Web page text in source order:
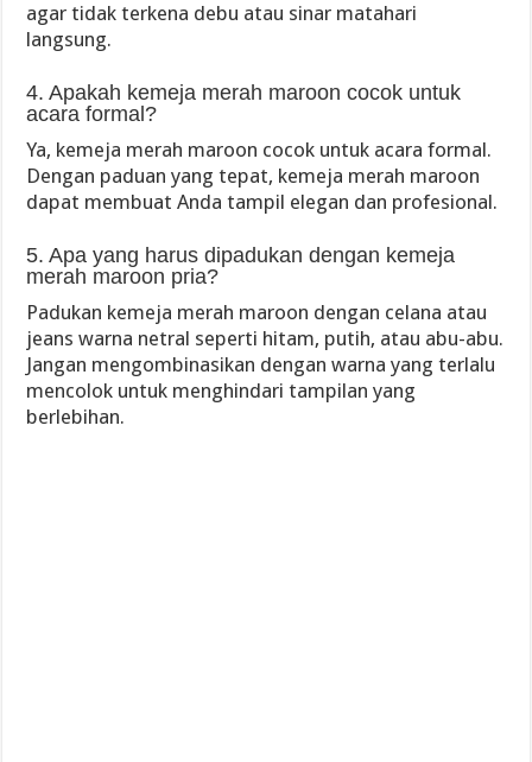
agar tidak terkena debu atau sinar matahari
langsung.
4. Apakah kemeja merah maroon cocok untuk
acara formal?
Ya, kemeja merah maroon cocok untuk acara formal.
Dengan paduan yang tepat, kemeja merah maroon
dapat membuat Anda tampil elegan dan profesional.
5. Apa yang harus dipadukan dengan kemeja
merah maroon pria?
Padukan kemeja merah maroon dengan celana atau
jeans warna netral seperti hitam, putih, atau abu-abu.
Jangan mengombinasikan dengan warna yang terlalu
mencolok untuk menghindari tampilan yang
berlebihan.